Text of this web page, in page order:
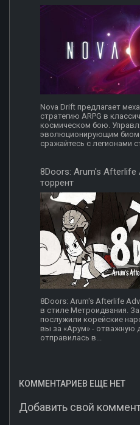
Nova Drift предлагает
стратегию ARPG в
космическом бою.
эволюционирующим
сражайтесь с легионами
8Doors: Arum's Afterlife
торрент
8Doors: Arum's Afterlife
в стиле Метроидвания.
послужили корейские
вы за «Арум» - отважную
отправилась в...
КОММЕНТАРИЕВ ЕЩЕ НЕТ
Добавить свой